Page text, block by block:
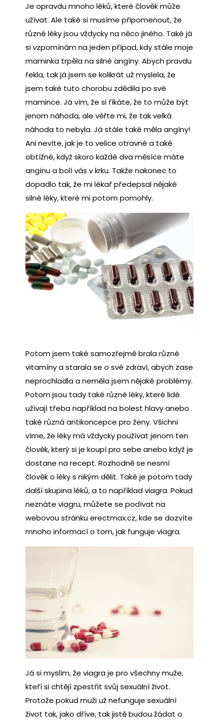
Je opravdu mnoho léků, které člověk může
užívat. Ale také si musíme připomenout, že
různé léky jsou vždycky na něco jiného. Také já
si vzpomínám na jeden případ, kdy stále moje
maminka trpěla na silné angíny. Abych pravdu
řekla, tak já jsem se kolikrát už myslela, že
jsem také tuto chorobu zdědila po své
mamince. Já vím, že si říkáte, že to může být
jenom náhoda, ale věřte mi, že tak velká
náhoda to nebyla. Já stále také měla angíny!
Ani nevíte, jak je to velice otravné a také
obtížné, když skoro každé dva měsíce máte
angínu a bolí vás v krku. Takže nakonec to
dopadlo tak, že mi lékař předepsal nějaké
silné léky, které mi potom pomohly.
Potom jsem také samozřejmě brala různé
vitamíny a starala se o své zdraví, abych zase
neprochladla a neměla jsem nějaké problémy.
Potom jsou tady také různé léky, které lidé
užívají třeba například na bolest hlavy anebo
také různá antikoncepce pro ženy. Všichni
víme, že léky má vždycky používat jenom ten
člověk, který si je koupí pro sebe anebo když je
dostane na recept. Rozhodně se nesmí
člověk o léky s nikým dělit. Také je potom tady
další skupina léků, a to například viagra. Pokud
neznáte viagru, můžete se podívat na
webovou stránku erectmax.cz, kde se dozvíte
mnoho informací o tom, jak funguje viagra.
Já si myslím, že viagra je pro všechny muže,
kteří si chtějí zpestřit svůj sexuální život.
Protože pokud muži už nefunguje sexuální
život tak, jako dříve, tak jistě budou žádat o